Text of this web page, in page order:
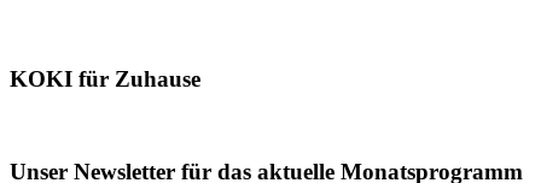
KOKI für Zuhause
Unser Newsletter für das aktuelle Monatsprogramm